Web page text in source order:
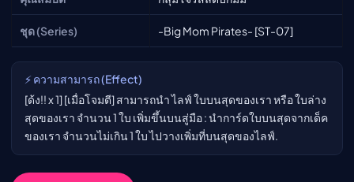
ชุด (Series) -Big Mom Pirates- [ST-07]
⚡ ความสามารถ (Effect)
[ด้ง!! x 1] [เมื่อโจมตี] สามารถนำ ไลฟ์ ใบบนสุดของเรา หรือ ใบล่าง
สุดของเรา จำนวน 1 ใบ เพิ่มขึ้นบนสู่มือ : นำการ์ดใบบนสุดจากเด็ค
ของเรา จำนวนไม่เกิน 1 ใบ ไปวางเพิ่มที่บนสุดของไลฟ์.